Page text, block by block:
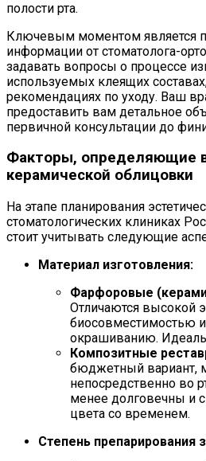
полости рта.
Ключевым моментом является
информации от стоматолога-
задавать вопросы о процессе
используемых клеящих
рекомендациях по уходу. Ваш
предоставить вам детальное
первичной консультации до
Факторы, определяющие
керамической облицовки
На этапе планирования
стоматологических клиниках
стоит учитывать следующие
Материал изготовления:
Фарфоровые
Отличаются высокой
биосовместимостью
окрашиванию.
Композитные
бюджетный вариант,
непосредственно во
менее долговечны и
цвета со временем.
Степень препарирования